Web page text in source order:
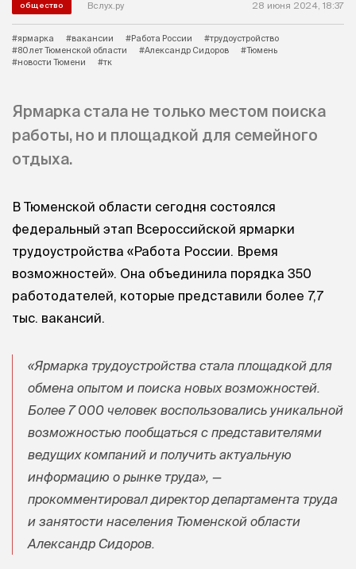
общество Вслух.ру 28 июня 2024, 18:37
#ярмарка #вакансии #Работа России
#трудоустройство
#80 лет Тюменской области
#Александр Сидоров
#Тюмень
#новости Тюмени
#тк
Ярмарка стала не только местом поиска
работы, но и площадкой для семейного
отдыха.
В Тюменской области сегодня состоялся
федеральный этап Всероссийской ярмарки
трудоустройства «Работа России. Время
возможностей». Она объединила порядка 350
работодателей, которые представили более 7,7
тыс. вакансий.
«Ярмарка трудоустройства стала площадкой для
обмена опытом и поиска новых возможностей.
Более 7 000 человек воспользовались уникальной
возможностью пообщаться с представителями
ведущих компаний и получить актуальную
информацию о рынке труда», —
прокомментировал директор департамента труда
и занятости населения Тюменской области
Александр Сидоров.